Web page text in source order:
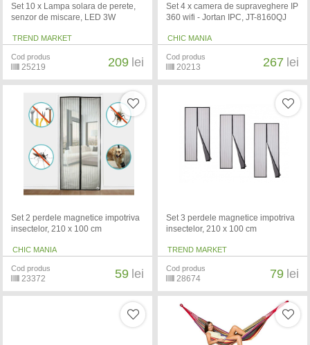
Set 10 x Lampa solara de perete,
senzor de miscare, LED 3W
TREND MARKET
Cod produs
25219 209 lei
Set 4 x camera de supraveghere IP
360 wifi - Jortan IPC, JT-8160QJ
CHIC MANIA
Cod produs
20213 267 lei
Set 2 perdele magnetice impotriva
insectelor, 210 x 100 cm
CHIC MANIA
Cod produs
23372 59 lei
Set 3 perdele magnetice impotriva
insectelor, 210 x 100 cm
TREND MARKET
Cod produs
28674 79 lei